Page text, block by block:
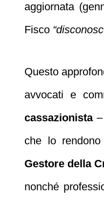
aggiornata
Fisco
Questo
avvocati e
cassazionista–
che lo
Gestore della
nonché